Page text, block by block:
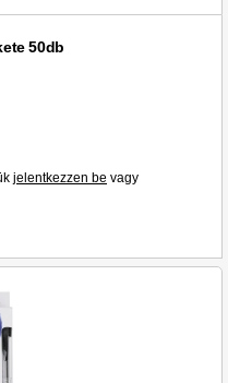
50db
jelentkezzen be vagy